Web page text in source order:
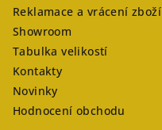
Reklamace a vrácení zboží
Showroom
Tabulka velikostí
Kontakty
Novinky
Hodnocení obchodu